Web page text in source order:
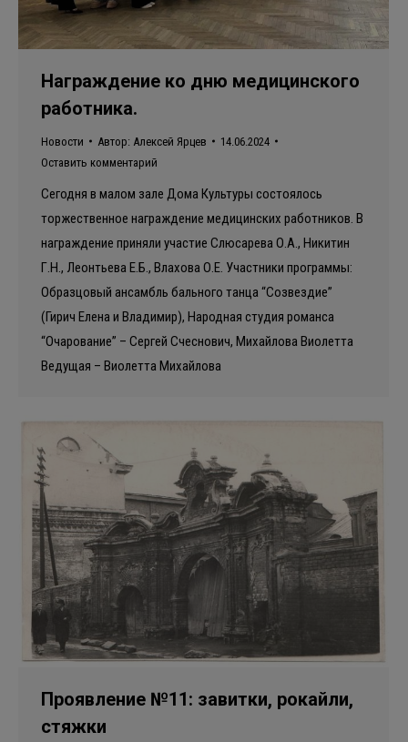
Награждение ко дню медицинского
работника.
Новости Автор: Алексей Ярцев
14.06.2024
Оставить комментарий
Сегодня в малом зале Дома Культуры состоялось
торжественное награждение медицинских работников. В
награждение приняли участие Слюсарева О.А., Никитин
Г.Н., Леонтьева Е.Б., Влахова О.Е. Участники программы:
Образцовый ансамбль бального танца “Созвездие”
(Гирич Елена и Владимир), Народная студия романса
“Очарование” – Сергей Счеснович, Михайлова Виолетта
Ведущая – Виолетта Михайлова
Проявление №11: завитки, рокайли,
стяжки